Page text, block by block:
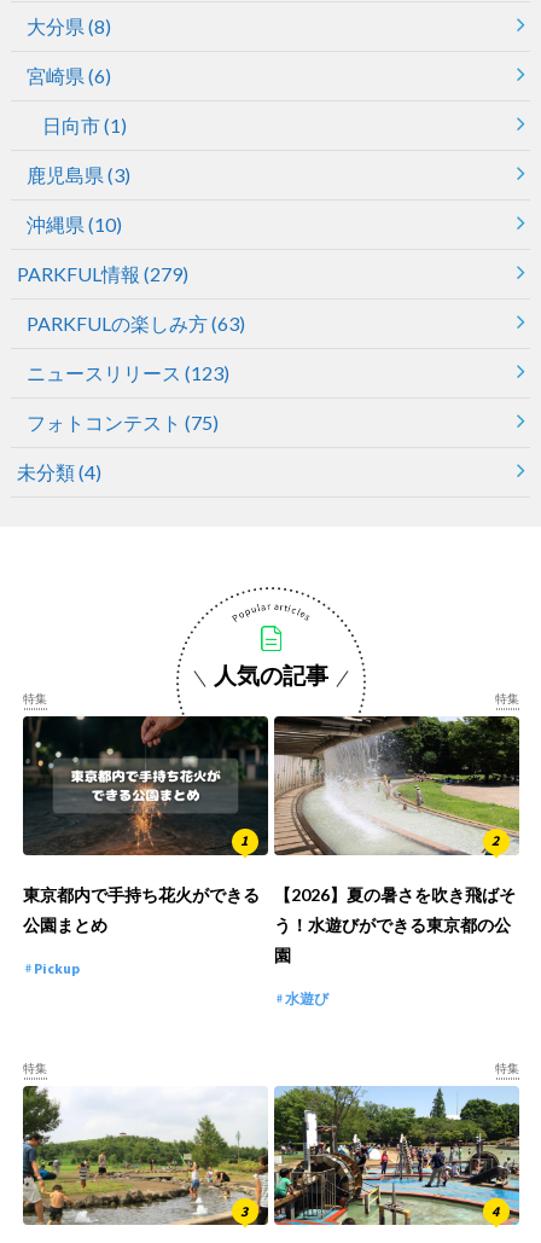
大分県 (8)
宮崎県 (6)
日向市(1)
鹿児島県 (3)
沖縄県 (10)
PARKFUL情報 (279)
PARKFULの楽しみ方(63)
ニュースリリース (123)
フォトコンテスト (75)
未分類(4)
人気の記事
特集
東京都内で手持ち花火ができる
公園まとめ
Pickup
特集
【2026】夏の暑さを吹き飛ばそ
う！水遊びができる東京都の公
園
水遊び
特集 特集